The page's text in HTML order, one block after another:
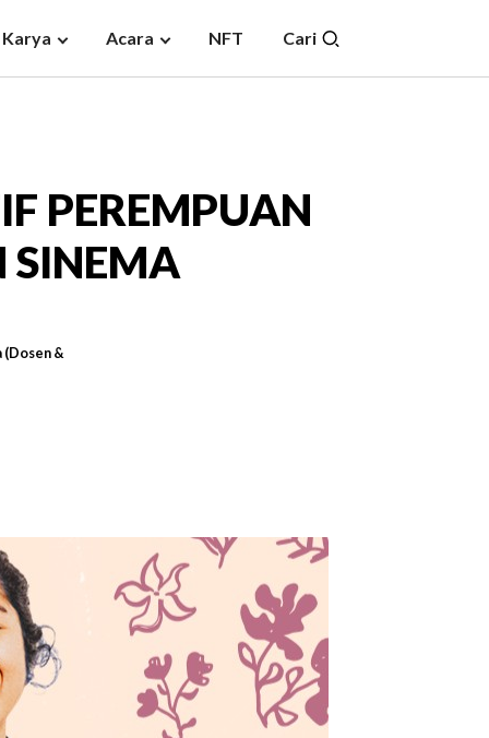
Karya Acara NFT Cari
PEREMPUAN
SINEMA
(Dosen &